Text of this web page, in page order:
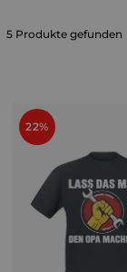
5 Produkte gefunden
22%